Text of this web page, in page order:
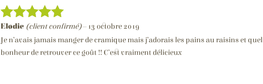
Note5sur
5
Elødie (client confirmé)– 13 octobre 2019
Je n’avais jamais manger de cramique mais j’adorais les pains au raisins et quel
bonheur de retrouver ce goût !! C’est vraiment délicieux